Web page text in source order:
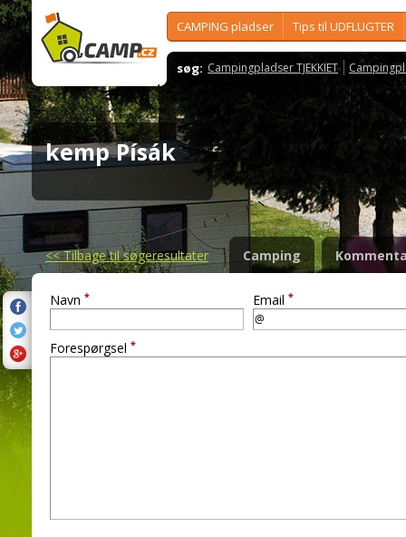
CAMPING pladser Tips til UDFLUGTER
søg: Campingpladser TJEKKIET
kemp Písák
<<Tilbage til søgeresultater Camping
Navn * Email *
Forespørgsel *